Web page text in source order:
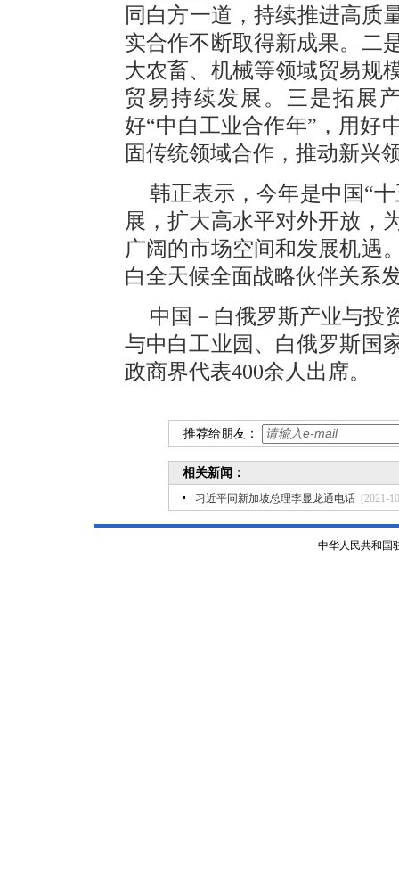
同白方一道，持续推进高质
实合作不断取得新成果。二
大农畜、机械等领域贸易规
贸易持续发展。三是拓展
好“中白工业合作年”，用好
固传统领域合作，推动新兴
韩正表示，今年是中国“
展，扩大高水平对外开放，
广阔的市场空间和发展机遇
白全天候全面战略伙伴关系
中国－白俄罗斯产业与投
与中白工业园、白俄罗斯国
政商界代表400余人出席。
推荐给朋友：
相关新闻：
习近平同新加坡总理李显龙通电话 (2021-
中华人民共和国